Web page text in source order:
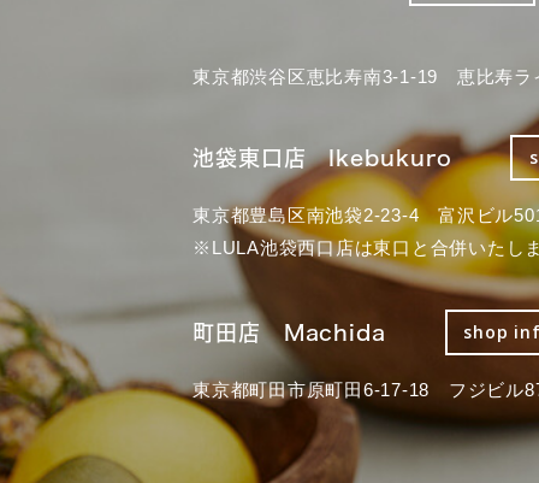
東京都渋谷区恵比寿南3-1-19 恵比寿ラ
池袋東口店 Ikebukuro
東京都豊島区南池袋2-23-4 富沢ビル
※LULA池袋西口店は東口と合併いたし
町田店 Machida shop
東京都町田市原町田6-17-18 フジビル